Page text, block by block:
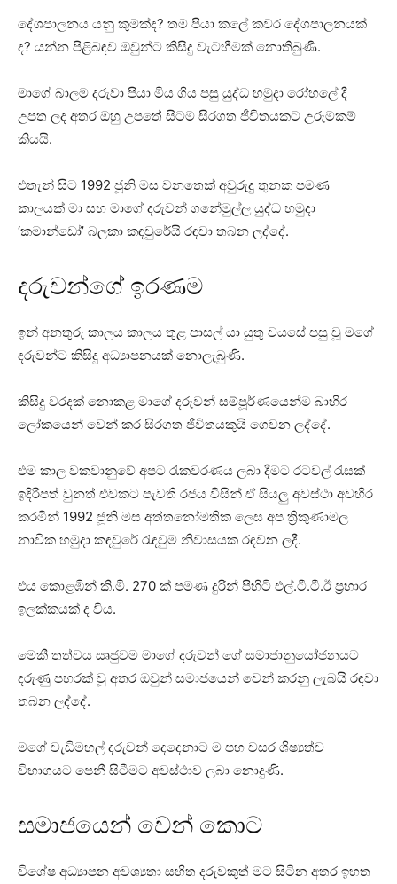
දේශපාලනය යනු කුමක්ද? තම පියා කලේ කවර දේශපාලනයක්
ද? යන්න පිළිබඳව ඔවුන්ට කිසිදු වැටහීමක් නොතිබුණි.
මාගේ බාලම දරුවා පියා මිය ගිය පසු යුද්ධ හමුදා රෝහලේ දී
උපත ලද අතර ඔහු උපතේ සිටම සිරගත ජීවිතයකට උරුමකම්
කියයි.
එතැන් සිට 1992 ජූනි මස වනතෙක් අවුරුදු තුනක පමණ
කාලයක් මා සහ මාගේ දරුවන් ගනේමුල්ල යුද්ධ හමුදා
‘කමාන්ඩෝ’ බලකා කඳවුරේයි රඳවා තබන ලද්දේ.
දරුවන්ගේ ඉරණම
ඉන් අනතුරු කාලය කාලය තුළ පාසල් යා යුතු වයසේ පසු වූ මගේ
දරුවන්ට කිසිදු අධ්‍යාපනයක් නොලැබුණි.
කිසිදු වරදක් නොකළ මාගේ දරුවන් සම්පූර්ණයෙන්ම බාහිර
ලෝකයෙන් වෙන් කර සිරගත ජීවිතයකුයි ගෙවන ලද්දේ.
එම කාල වකවානුවේ අපට රැකවරණය ලබා දීමට රටවල් රැසක්
ඉදිරිපත් වුනත් එවකට පැවති රජය විසින් ඒ සියලු අවස්ථා අවහිර
කරමින් 1992 ජූනි මස අත්තනෝමතික ලෙස අප ත්‍රිකුණාමල
නාවික හමුදා කඳවුරේ රැඳවුම් නිවාසයක රඳවන ලදී.
එය කොළඹින් කි.මි. 270 ක් පමණ දුරින් පිහිටි එල්.ටී.ටී.ඊ ප්‍රහාර
ඉලක්කයක් ද විය.
මෙකී තත්වය සෘජුවම මාගේ දරුවන් ගේ සමාජානුයෝජනයට
දරුණු පහරක් වූ අතර ඔවුන් සමාජයෙන් වෙන් කරනු ලැබයි රඳවා
තබන ලද්දේ.
මගේ වැඩිමහල් දරුවන් දෙදෙනාට ම පහ වසර ශිෂ්‍යත්ව
විභාගයට පෙනී සිටීමට අවස්ථාව ලබා නොදුණි.
සමාජයෙන් වෙන් කොට
විශේෂ අධ්‍යාපන අවශ්‍යතා සහිත දරුවකුත් මට සිටින අතර ඉහත